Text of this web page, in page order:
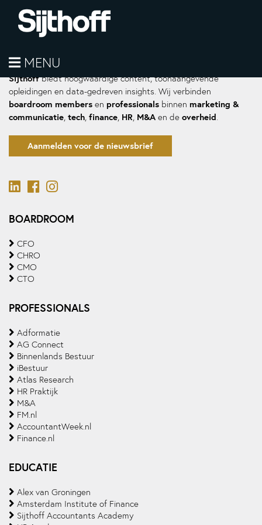
MENU
Sijthoffbiedt hoogwaardige content, toonaangevende
opleidingen en data-gedreven insights. Wij verbinden
boardroom members en professionals binnen marketing &
communicatie, tech, finance, HR, M&A en de overheid.
Aanmelden voor de nieuwsbrief
BOARDROOM
CFO
CHRO
CMO
CTO
PROFESSIONALS
Adformatie
AG Connect
Binnenlands Bestuur
iBestuur
Atlas Research
HR Praktijk
M&A
FM.nl
AccountantWeek.nl
Finance.nl
EDUCATIE
Alex van Groningen
Amsterdam Institute of Finance
Sijthoff Accountants Academy